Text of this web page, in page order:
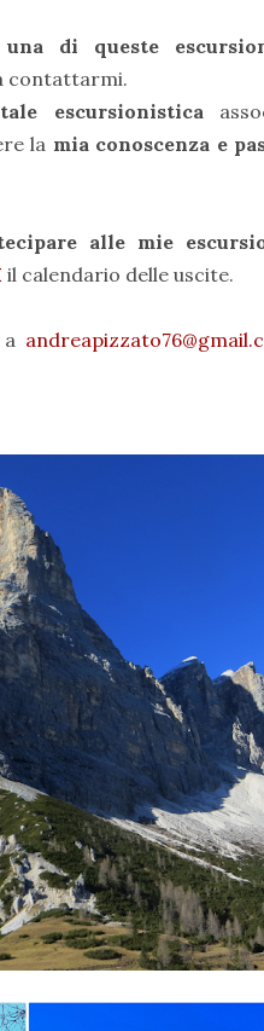
una di queste
contattarmi.
escursionistica
la mia conoscenza e
alle mie
il calendario delle uscite.
a